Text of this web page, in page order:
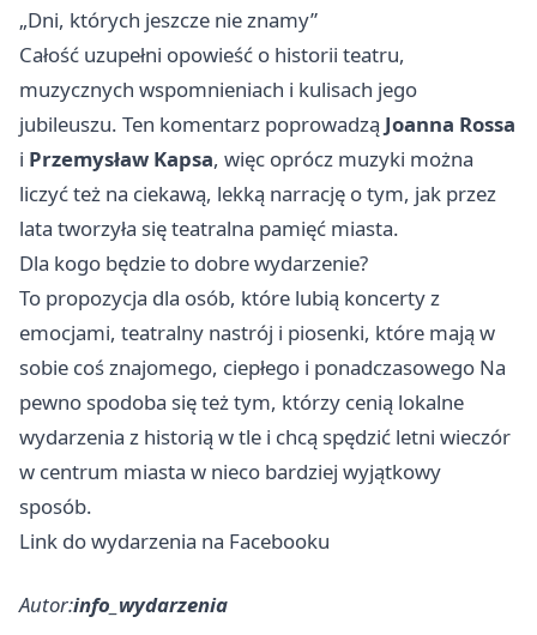
„Dni, których jeszcze nie znamy”
Całość uzupełni opowieść o historii teatru,
muzycznych wspomnieniach i kulisach jego
jubileuszu. Ten komentarz poprowadzą Joanna Rossa
i Przemysław Kapsa, więc oprócz muzyki można
liczyć też na ciekawą, lekką narrację o tym, jak przez
lata tworzyła się teatralna pamięć miasta.
Dla kogo będzie to dobre wydarzenie?
To propozycja dla osób, które lubią koncerty z
emocjami, teatralny nastrój i piosenki, które mają w
sobie coś znajomego, ciepłego i ponadczasowego Na
pewno spodoba się też tym, którzy cenią lokalne
wydarzenia z historią w tle i chcą spędzić letni wieczór
w centrum miasta w nieco bardziej wyjątkowy
sposób.
Link do wydarzenia na Facebooku
Autor:info_wydarzenia